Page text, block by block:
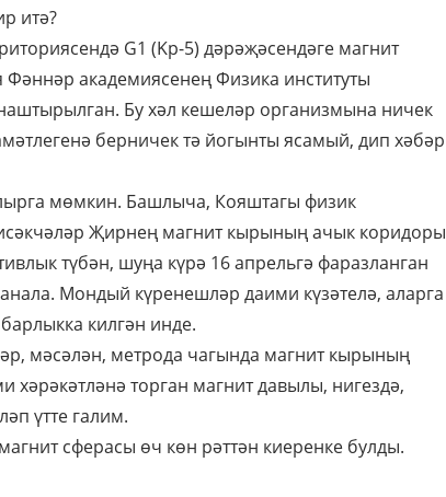
итә?
G1 (Kp-5) дәрәҗәсендәге магнит
академиясенең Физика институты
Бу хәл кешеләр организмына ничек
берничек тә йогынты ясамый, дип хәбәр
мөмкин. Башлыча, Кояштагы физик
Җирнең магнит кырының ачык коридоры
түбән, шуңа күрә 16 апрельгә фаразланган
Мондый күренешләр даими күзәтелә, аларга
килгән инде.
мәсәлән, метрода чагында магнит кырының
торган магнит давылы, нигездә,
үтте галим.
сферасы өч көн рәттән киеренке булды.